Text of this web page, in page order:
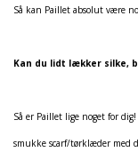
Så kan Paillet absolut være
Kan du lidt lækker silke,
Så er Paillet lige noget for
smukke scarf/tørklæder med